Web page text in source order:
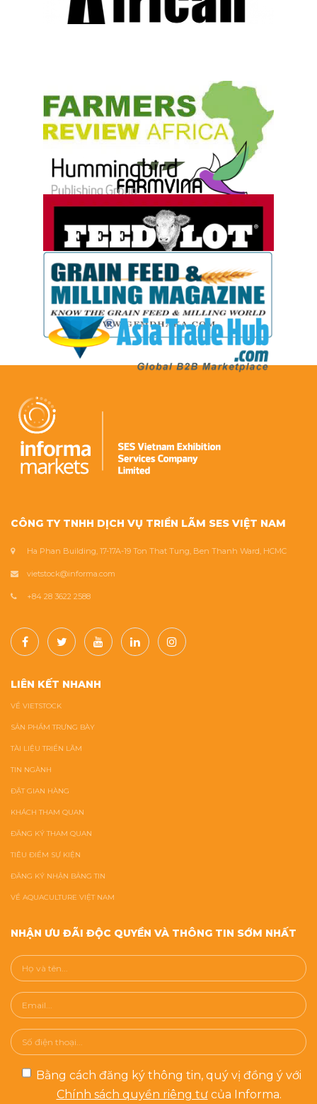
CÔNG TY TNHH DỊCH VỤ TRIỂN LÃM SES VIỆT NAM
Ha Phan Building, 17-17A-19 Ton That Tung, Ben Thanh Ward, HCMC
vietstock@informa.com
+84 28 3622 2588
LIÊN KẾT NHANH
VỀ VIETSTOCK
SẢN PHẨM TRƯNG BÀY
TÀI LIỆU TRIỂN LÃM
TIN NGÀNH
ĐẶT GIAN HÀNG
KHÁCH THAM QUAN
ĐĂNG KÝ THAM QUAN
TIÊU ĐIỂM SỰ KIỆN
ĐĂNG KÝ NHẬN BẢNG TIN
VỀ AQUACULTURE VIỆT NAM
NHẬN ƯU ĐÃI ĐỘC QUYỀN VÀ THÔNG TIN SỚM NHẤT
Bằng cách đăng ký thông tin, quý vị đồng ý với
Chính sách quyền riêng tưcủa Informa.